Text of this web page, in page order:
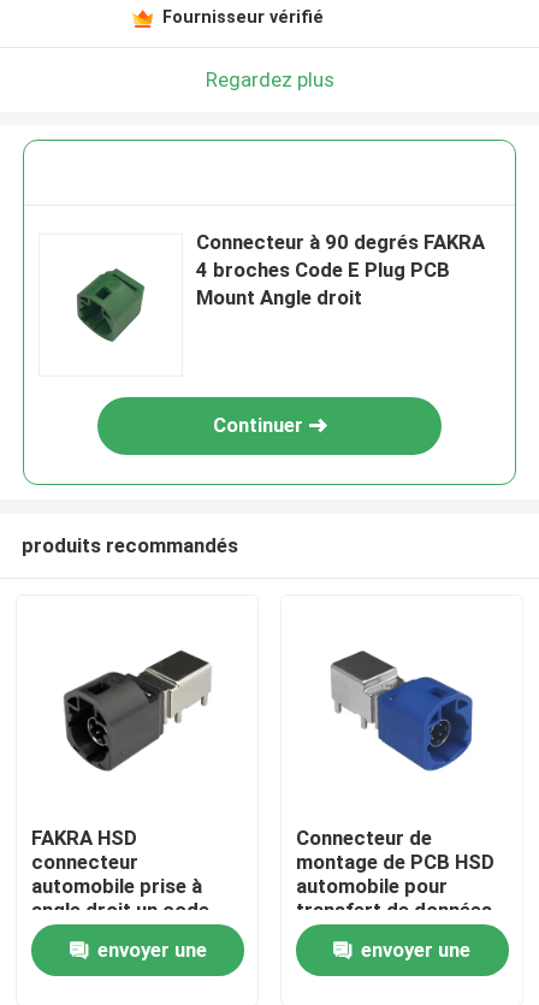
Maison
Des produits
Fournisseur vérifié
Regardez plus
Connecteur à 90 degrés FAKRA
4 broches Code E Plug PCB
Mount Angle droit
Continuer
produits recommandés
FAKRA HSD
connecteur
automobile prise à
angle droit un code
4Pin montage PCB
envoyer une
Connecteur de
montage de PCB HSD
automobile pour
transfert de données
à grande vitesse
envoyer une